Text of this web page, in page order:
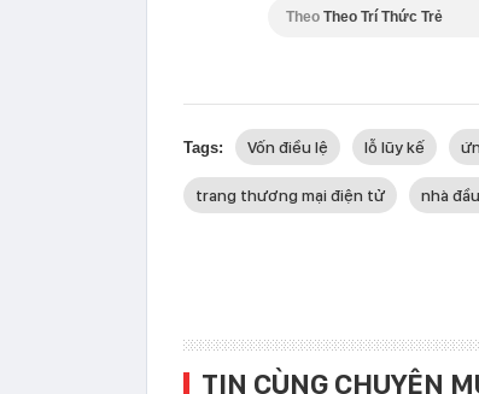
Theo Theo Trí Thức Trẻ
Tags: Vốn điều lệ lỗ lũy kế
trang thương mại điện tử nhà
TIN CÙNG CHUYÊN